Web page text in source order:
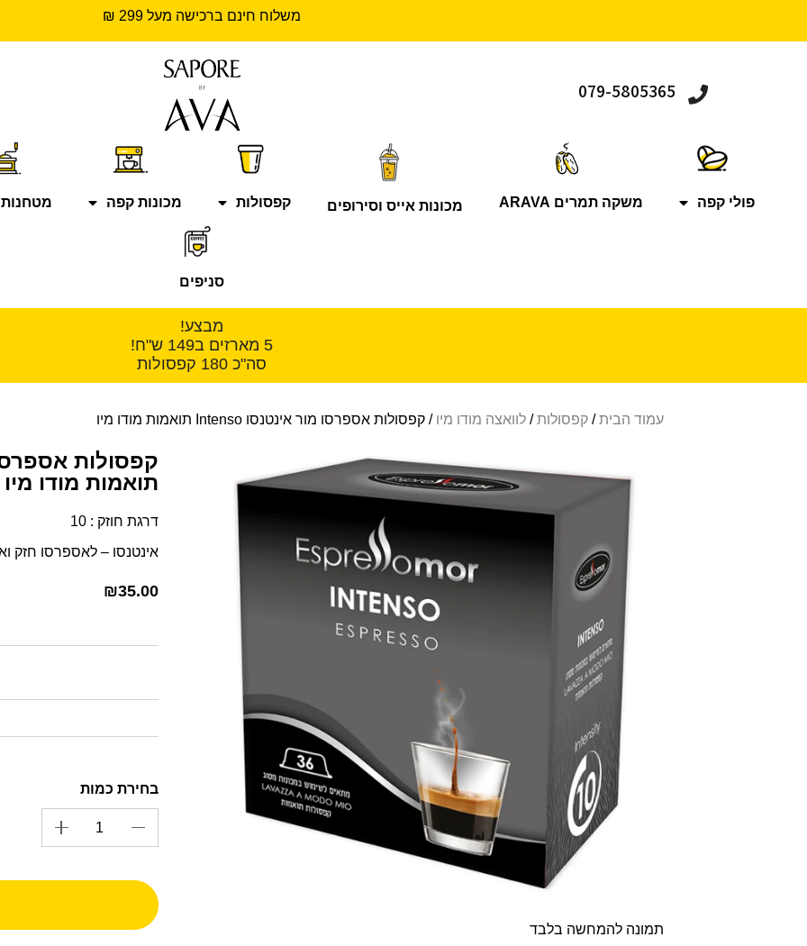
משלוח חינם ברכישה מעל 299 ₪
079-5805365
פולי קפה משקה תמרים ARAVA מכונות אייס וסירופים קפסולות מכונות קפה
סניפים
מבצע!
5 מארזים ב149 ש"ח!
סה"כ 180 קפסולות
עמוד הבית/ קפסולות/ לוואצה מודו מיו / קפסולות אספרסו מור אינטנסו Intenso תואמות מודו מיו
תמונה להמחשה בלבד
תואמות מודו מיו
דרגת חוזק : 10
אינטנסו – לאספרסו חזק
₪35.00